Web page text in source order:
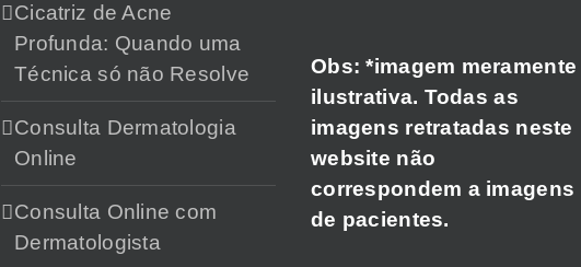
Cicatriz de Acne
Profunda: Quando uma
Técnica só não Resolve
Consulta Dermatologia
Online
Consulta Online com
Dermatologista
Obs: *imagem meramente
ilustrativa. Todas as
imagens retratadas neste
website não
correspondem a imagens
de pacientes.